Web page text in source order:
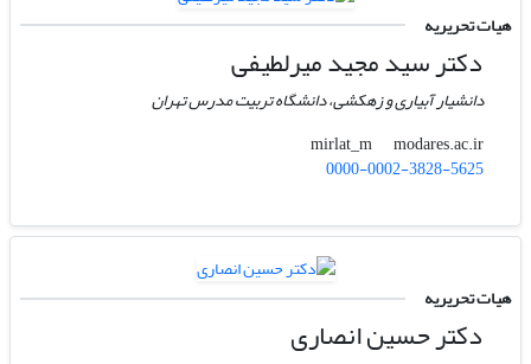
هیات تحریریه
دکتر سید مجید میرلطیفی
دانشیار آبیاری و زهکشی، دانشگاه تربیت مدرس تهران
mirlat_m
modares.ac.ir
0000-0002-3828-5625
هیات تحریریه
دکتر حسین انصاری